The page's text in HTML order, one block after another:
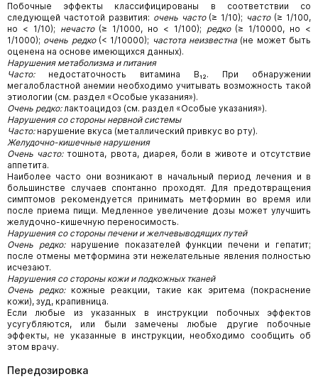
Побочные эффекты классифицированы в соответствии со
следующей частотой развития: очень часто(≥ 1/10); часто(≥ 1/100,
но < 1/10); нечасто(≥ 1/1000, но < 1/100); редко(≥ 1/10000, но <
1/1000); очень редко(< 1/10000); частота неизвестна (не может быть
оценена на основе имеющихся данных).
Нарушения метаболизма и питания
Часто:недостаточность витамина В₁₂. При обнаружении
мегалобластной анемии необходимо учитывать возможность такой
этиологии (см. раздел «Особые указания»).
Очень редко:лактоацидоз (см. раздел «Особые указания»).
Нарушения со стороны нервной системы
Часто:нарушение вкуса (металлический привкус во рту).
Желудочно-кишечные нарушения
Очень часто:тошнота, рвота, диарея, боли в животе и отсутствие
аппетита.
Наиболее часто они возникают в начальный период лечения и в
большинстве случаев спонтанно проходят. Для предотвращения
симптомов рекомендуется принимать метформин во время или
после приема пищи. Медленное увеличение дозы может улучшить
желудочно-кишечную переносимость.
Нарушения со стороны печени и желчевыводящих путей
Очень редко:нарушение показателей функции печени и гепатит;
после отмены метформина эти нежелательные явления полностью
исчезают.
Нарушения со стороны кожи и подкожных тканей
Очень редко:кожные реакции, такие как эритема (покраснение
кожи), зуд, крапивница.
Если любые из указанных в инструкции побочных эффектов
усугубляются, или были замечены любые другие побочные
эффекты, не указанные в инструкции, необходимо сообщить об
этом врачу.
Передозировка